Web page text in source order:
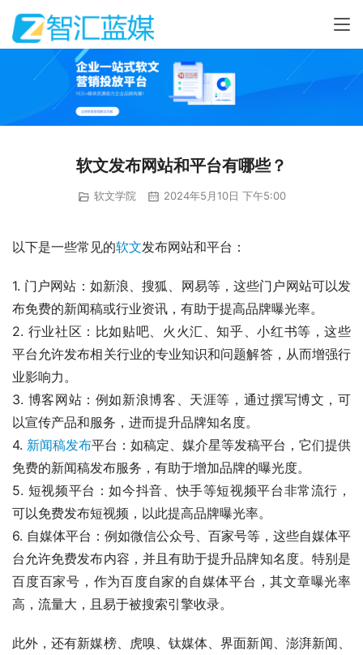
软文发布网站和平台有哪些？
软文学院 2024年5月10日 下午5:00
以下是一些常见的软文发布网站和平台：
1. 门户网站：如新浪、搜狐、网易等，这些门户网站可以发
布免费的新闻稿或行业资讯，有助于提高品牌曝光率。
2. 行业社区：比如贴吧、火火汇、知乎、小红书等，这些
平台允许发布相关行业的专业知识和问题解答，从而增强行
业影响力。
3. 博客网站：例如新浪博客、天涯等，通过撰写博文，可
以宣传产品和服务，进而提升品牌知名度。
4. 新闻稿发布平台：如稿定、媒介星等发稿平台，它们提供
免费的新闻稿发布服务，有助于增加品牌的曝光度。
5. 短视频平台：如今抖音、快手等短视频平台非常流行，
可以免费发布短视频，以此提高品牌曝光率。
6. 自媒体平台：例如微信公众号、百家号等，这些自媒体平
台允许免费发布内容，并且有助于提升品牌知名度。特别是
百度百家号，作为百度自家的自媒体平台，其文章曝光率
高，流量大，且易于被搜索引擎收录。
此外，还有新媒榜、虎嗅、钛媒体、界面新闻、澎湃新闻、